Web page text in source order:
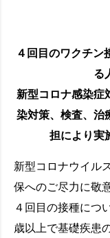
４回目のワクチン
る
新型コロナ感染症
染対策、検査、治
担により実
新型コロナウイル
保へのご尽力に敬
４回目の接種につ
歳以上で基礎疾患